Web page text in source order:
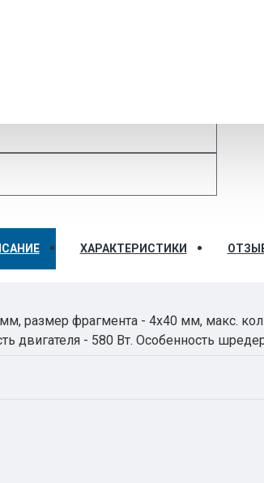
ХАРАКТЕРИСТИКИ
размер фрагмента - 4х40 мм, макс.
двигателя - 580 Вт. Особенность